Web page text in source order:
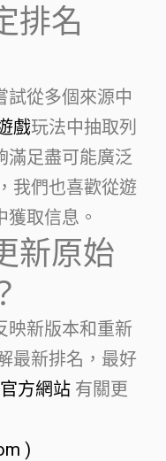
排名
試從多個來源中
戲玩法中抽取列
滿足盡可能廣泛
我們也喜歡從遊
取信息。
新原始
映新版本和重新
最新排名，最好
官方網站 有關更
)